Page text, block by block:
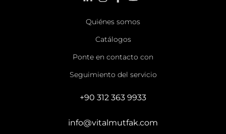
Quiénes somos
Catálogos
Ponte en contacto con
Seguimiento del servicio
+90 312 363 9933
info@vitalmutfak.com